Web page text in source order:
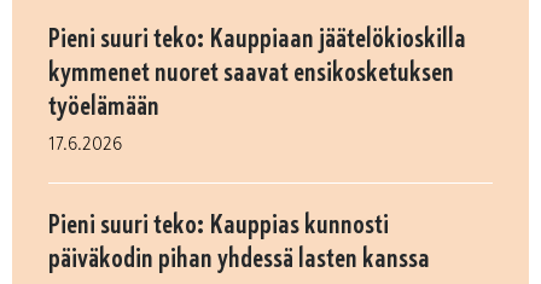
Pieni suuri teko: Kauppiaan jäätelökioskilla
kymmenet nuoret saavat ensikosketuksen
työelämään
17.6.2026
Pieni suuri teko: Kauppias kunnosti
päiväkodin pihan yhdessä lasten kanssa